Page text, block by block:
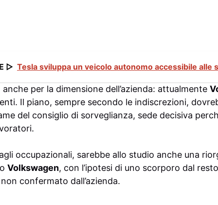
▷ Tesla sviluppa un veicolo autonomo accessibile alle
per la dimensione dell’azienda: attualmente
Il piano, sempre secondo le indiscrezioni,
del consiglio di sorveglianza, sede decisiva
occupazionali, sarebbe allo studio anche una
Volkswagen, con l’ipotesi di uno scorporo dal
confermato dall’azienda.